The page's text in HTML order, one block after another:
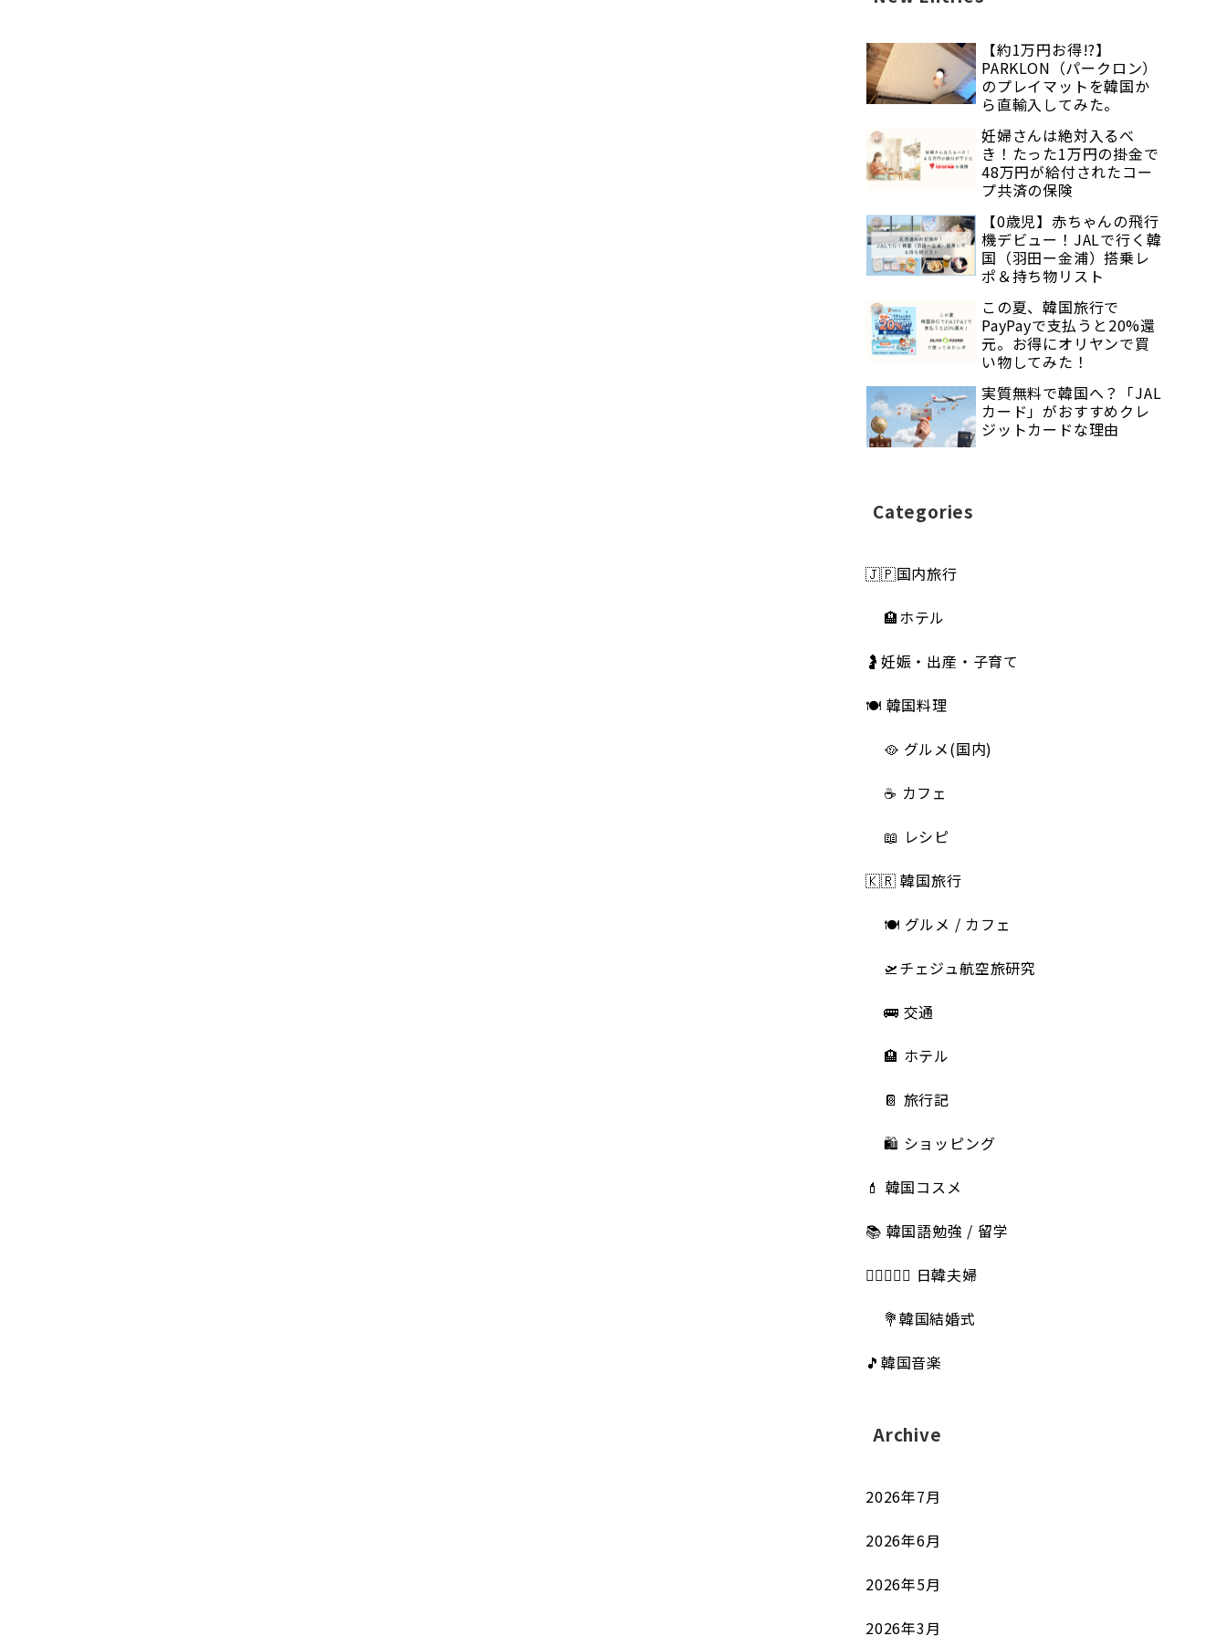
【約1万円お得!?】
PARKLON（パークロン）
のプレイマットを韓国か
ら直輸入してみた。
妊婦さんは絶対入るべ
き！たった1万円の掛金で
48万円が給付されたコー
プ共済の保険
【0歳児】赤ちゃんの飛行
機デビュー！JALで行く韓
国（羽田ー金浦）搭乗レ
ポ＆持ち物リスト
この夏、韓国旅行で
PayPayで支払うと20%還
元。お得にオリヤンで買
い物してみた！
実質無料で韓国へ？「JAL
カード」がおすすめクレ
ジットカードな理由
Categories
🇯🇵国内旅行
🏨ホテル
🤰妊娠・出産・子育て
🍽 韓国料理
🥘 グルメ(国内)
☕️ カフェ
📖 レシピ
🇰🇷 韓国旅行
🍽 グルメ / カフェ
🛫チェジュ航空旅研究
🚌 交通
🏨 ホテル
📔 旅行記
🛍️ ショッピング
💄 韓国コスメ
📚 韓国語勉強 / 留学
👩🏻‍❤️‍👨🏻 日韓夫婦
💐韓国結婚式
🎵韓国音楽
Archive
2026年7月
2026年6月
2026年5月
2026年3月